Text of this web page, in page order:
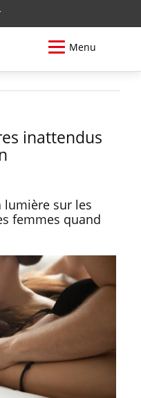
Menu
inattendus
lumière sur les
femmes quand